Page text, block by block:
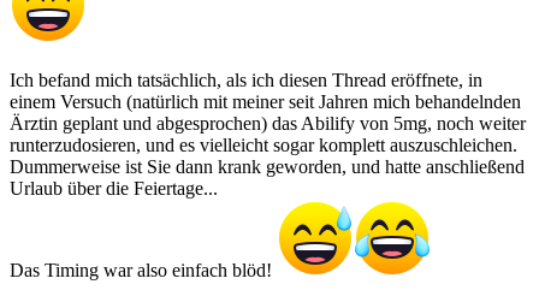
Ich befand mich tatsächlich, als ich diesen Thread eröffnete, in
einem Versuch (natürlich mit meiner seit Jahren mich behandelnden
Ärztin geplant und abgesprochen) das Abilify von 5mg, noch weiter
runterzudosieren, und es vielleicht sogar komplett auszuschleichen.
Dummerweise ist Sie dann krank geworden, und hatte anschließend
Urlaub über die Feiertage...
Das Timing war also einfach blöd!